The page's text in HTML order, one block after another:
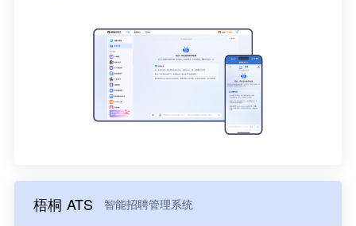
梧桐 ATS 智能招聘管理系统